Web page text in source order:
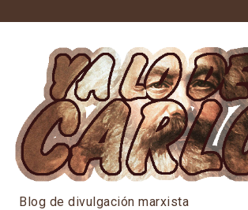
to
Blog de divulgación marxista